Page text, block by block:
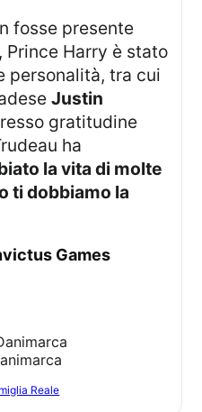
Harry è stato
personalità, tra cui
Justin
gratitudine
ha
la vita di molte
ti dobbiamo la
Games
Reale